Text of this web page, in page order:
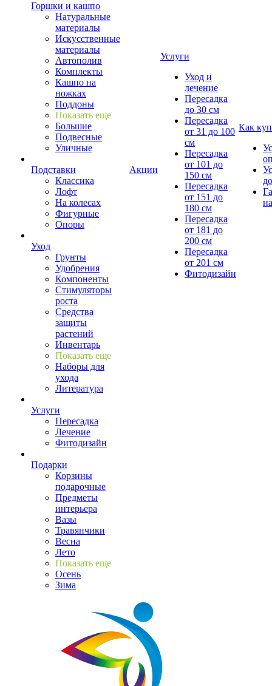
Горшки и кашпо
Натуральные
материалы
Искусственные
материалы
Автополив
Комплекты
Кашпо на
ножках
Поддоны
Показать еще
Большие
Подвесные
Уличные
Подставки
Классика
Лофт
На колесах
Фигурные
Опоры
Уход
Грунты
Удобрения
Компоненты
Стимуляторы
роста
Средства
защиты
растений
Инвентарь
Показать еще
Наборы для
ухода
Литература
Услуги
Пересадка
Лечение
Фитодизайн
Подарки
Корзины
подарочные
Предметы
интерьера
Вазы
Травянчики
Весна
Лето
Показать еще
Осень
Зима
Акции
Услуги
Уход и
лечение
Пересадка
до 30 см
Пересадка
от 31 до 100
см
Пересадка
от 101 до
150 см
Пересадка
от 151 до
180 см
Пересадка
от 181 до
200 см
Пересадка
от 201 см
Фитодизайн
Как